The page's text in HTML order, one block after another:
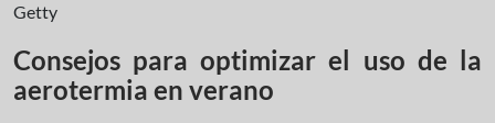
Getty
Consejos para optimizar el uso de la
aerotermia en verano